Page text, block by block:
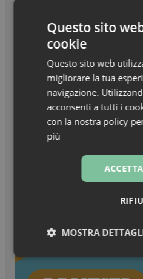
Zanzare & West Nile
Turisti stranieri in
sempre pronti
Questo sito
cookie
Questo sito web
migliorare la tua
navigazione.
acconsenti a tutti i
con la nostra policy
più
MOSTRA
Necessari